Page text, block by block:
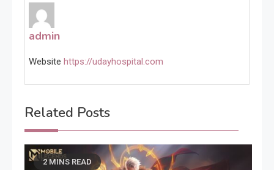
admin
Website https://udayhospital.com
Related Posts
2 MINS READ